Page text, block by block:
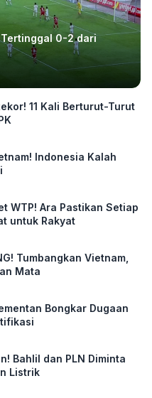
0-2 dari
11 Kali Berturut-Turut
Indonesia Kalah
WTP! Ara Pastikan Setiap
untuk Rakyat
Tumbangkan Vietnam,
Mata
Bongkar Dugaan
Bahlil dan PLN Diminta
Listrik